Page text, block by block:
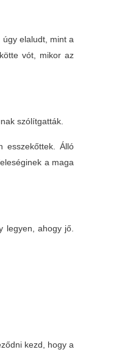
elaludt, mint a
vót, mikor az
szólítgatták.
esszekőttek. Álló
a maga
legyen, ahogy jő.
kezd, hogy a